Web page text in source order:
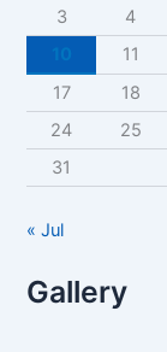
:
3
4
10
11
17
18
24
25
31
« Jul
Gallery